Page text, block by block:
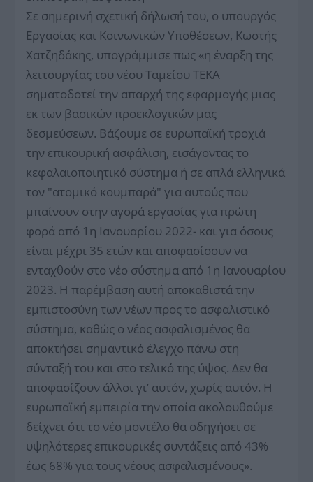
Σε σημερινή σχετική δήλωσή του, ο υπουργός
Εργασίας και Κοινωνικών Υποθέσεων, Κωστής
Χατζηδάκης, υπογράμμισε πως «η έναρξη της
λειτουργίας του νέου Ταμείου ΤΕΚΑ
σηματοδοτεί την απαρχή της εφαρμογής μιας
εκ των βασικών προεκλογικών μας
δεσμεύσεων. Βάζουμε σε ευρωπαϊκή τροχιά
την επικουρική ασφάλιση, εισάγοντας το
κεφαλαιοποιητικό σύστημα ή σε απλά ελληνικά
τον "ατομικό κουμπαρά" για αυτούς που
μπαίνουν στην αγορά εργασίας για πρώτη
φορά από 1η Ιανουαρίου 2022- και για όσους
είναι μέχρι 35 ετών και αποφασίσουν να
ενταχθούν στο νέο σύστημα από 1η Ιανουαρίου
2023. Η παρέμβαση αυτή αποκαθιστά την
εμπιστοσύνη των νέων προς το ασφαλιστικό
σύστημα, καθώς ο νέος ασφαλισμένος θα
αποκτήσει σημαντικό έλεγχο πάνω στη
σύνταξή του και στο τελικό της ύψος. Δεν θα
αποφασίζουν άλλοι γι’ αυτόν, χωρίς αυτόν. Η
ευρωπαϊκή εμπειρία την οποία ακολουθούμε
δείχνει ότι το νέο μοντέλο θα οδηγήσει σε
υψηλότερες επικουρικές συντάξεις από 43%
έως 68% για τους νέους ασφαλισμένους».